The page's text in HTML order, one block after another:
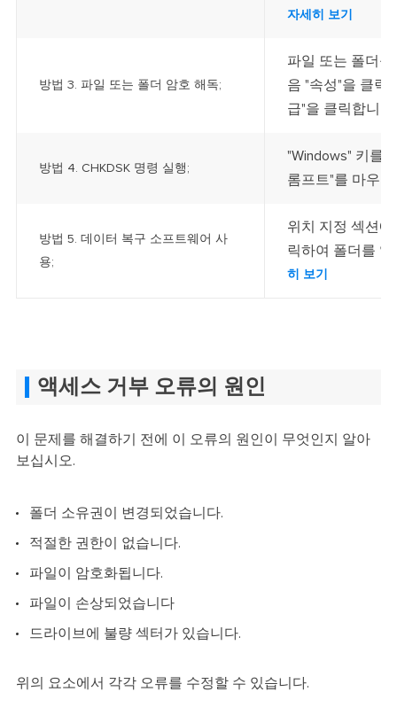
자세히 보기
방법 3. 파일 또는 폴더 암호 해독;
파일 또는 폴더
음 "속성"을 클릭
급"을 클릭합니다
방법 4. CHKDSK 명령 실행;
"Windows" 키를
롬프트"를 마우
방법 5. 데이터 복구 소프트웨어 사
용;
위치 지정 섹션
릭하여 폴더를
히 보기
액세스 거부 오류의 원인
이 문제를 해결하기 전에 이 오류의 원인이 무엇인지 알아
보십시오.
폴더 소유권이 변경되었습니다.
적절한 권한이 없습니다.
파일이 암호화됩니다.
파일이 손상되었습니다
드라이브에 불량 섹터가 있습니다.
위의 요소에서 각각 오류를 수정할 수 있습니다.